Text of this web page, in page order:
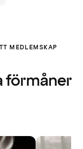
MEDLEMSKAP
förmåner